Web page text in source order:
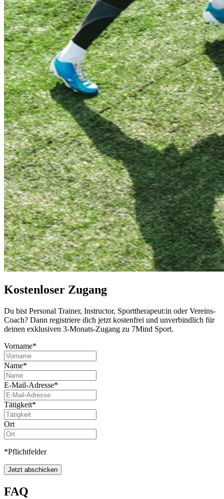
Kostenloser Zugang
Du bist Per­so­nal Trai­ner, Instruc­tor, Sport­the­ra­peut:in oder Ver­eins-
Coach? Dann regis­triere dich jetzt kos­ten­frei und unver­bind­lich für
deinen exklu­si­ven 3-Monats-Zugang zu 7Mind Sport.
Vorname*
Name*
E-Mail-Adresse*
Tätigkeit*
Ort
*Pflichtfelder
Jetzt abschicken
FAQ